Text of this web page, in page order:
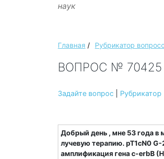
наук
Главная / Рубрикатор
ВОПРОС № 70425
Задайте вопрос Рубрикатор
Добрый день , мне 53 года в
лучевую терапию. рТ1сN0
амплификация гена с-erbB